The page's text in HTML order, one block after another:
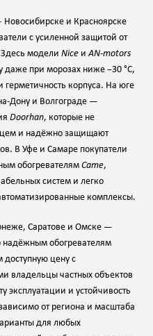
и Красноярске
с усиленной защитой от
Здесь модели Nice иAN‑motors
даже при морозах ниже −30 °C,
герметичность корпуса. На юге
и Волгограде —
Doorhan, которые не
и надёжно защищают
В Уфе и Самаре покупатели
обогревателям Came,
систем и легко
комплексы.
Саратове и Омске —
надёжным обогревателям
цену с
владельцы частных объектов
эксплуатации и устойчивость
от региона и масштаба
для любых